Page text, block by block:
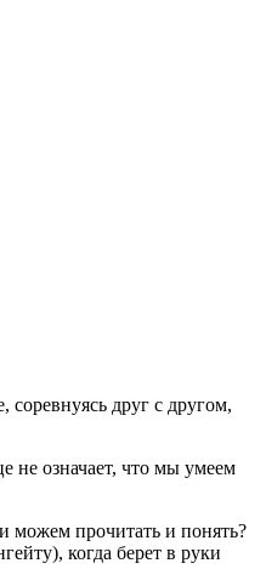
соревнуясь друг с другом,
не означает, что мы умеем
можем прочитать и понять?
когда берет в руки